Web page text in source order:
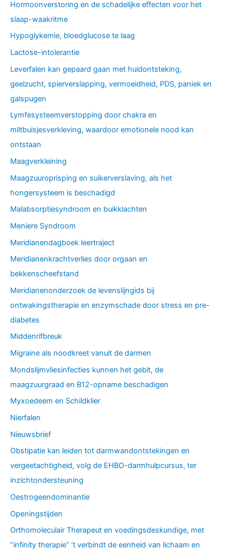
Hormoonverstoring en de schadelijke effecten voor het
slaap-waakritme
Hypoglykemie, bloedglucose te laag
Lactose-intolerantie
Leverfalen kan gepaard gaan met huidontsteking,
geelzucht, spierverslapping, vermoeidheid, PDS, paniek en
galspugen
Lymfesysteemverstopping door chakra en
miltbuisjesverkleving, waardoor emotionele nood kan
ontstaan
Maagverkleining
Maagzuuroprisping en suikerverslaving, als het
hongersysteem is beschadigd
Malabsorptiesyndroom en buikklachten
Meniere Syndroom
Meridianendagboek leertraject
Meridianenkrachtverlies door orgaan en
bekkenscheefstand
Meridianenonderzoek de levenslijngids bij
ontwakingstherapie en enzymschade door stress en pre-
diabetes
Middenrifbreuk
Migraine als noodkreet vanuit de darmen
Mondslijmvliesinfecties kunnen het gebit, de
maagzuurgraad en B12-opname beschadigen
Myxoedeem en Schildklier
Nierfalen
Nieuwsbrief
Obstipatie kan leiden tot darmwandontstekingen en
vergeetachtigheid, volg de EHBO-darmhulpcursus, ter
inzichtondersteuning
Oestrogeendominantie
Openingstijden
Orthomoleculair Therapeut en voedingsdeskundige, met
“infinity therapie” ’t verbindt de eenheid van lichaam en